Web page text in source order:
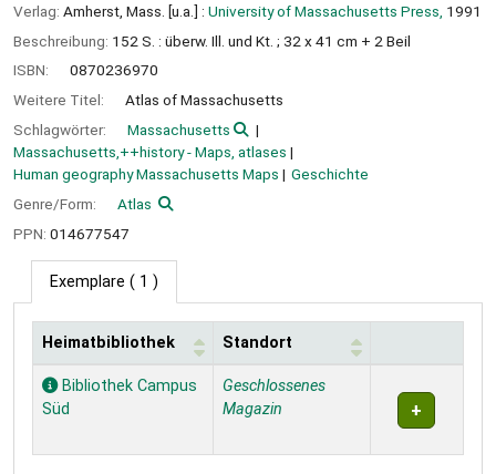
Verlag: Amherst, Mass. [u.a.] : University of Massachusetts Press, 1991
Beschreibung: 152 S. : überw. Ill. und Kt. ; 32 x 41 cm + 2 Beil
ISBN:
0870236970
Weitere Titel:
Atlas of Massachusetts
Schlagwörter:
Massachusetts
Massachusetts,++history - Maps, atlases
Human geography Massachusetts Maps
Geschichte
Genre/Form:
Atlas
PPN: 014677547
Exemplare ( 1 )
Exemplare
Heimatbibliothek Standort
Bibliothek Campus
Süd
Geschlossenes
Magazin